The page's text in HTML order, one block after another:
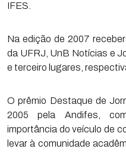
IFES.
Na edição de 2007
da UFRJ, UnB Notícias e
e terceiro lugares,
O prêmio Destaque de
2005 pela Andifes,
importância do veículo de
levar à comunidade